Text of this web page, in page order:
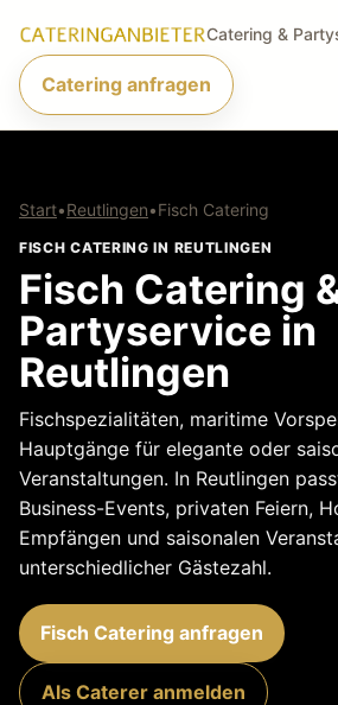
Catering anfragen
Start•Reutlingen•Fisch Catering
FISCH CATERING IN REUTLINGEN
Fisch Catering
Partyservice in
Reutlingen
Fischspezialitäten, maritime
Hauptgänge für elegante oder
Veranstaltungen. In Reutlingen
Business-Events, privaten Feiern,
Empfängen und saisonalen
unterschiedlicher Gästezahl.
Fisch Catering anfragen
Als Caterer anmelden